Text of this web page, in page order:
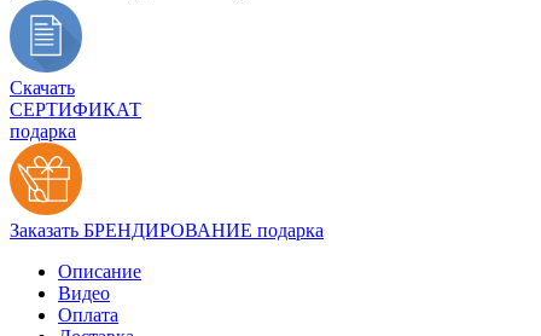
Скачать
СЕРТИФИКАТ
подарка
Заказать БРЕНДИРОВАНИЕ подарка
Описание
Видео
Оплата